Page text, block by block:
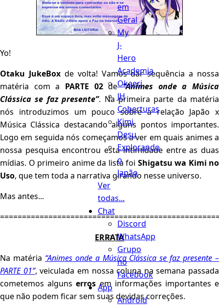
em
Geral
My
J-
Hero
Academia
Okaeri
JH
Coberturas
Kimi
Desu
Explorando
o
Japão
Ver
todas...
Chat
Discord
WhatsApp
Grupo
no
Facebook
App
Android
Yo!
Otaku JukeBoxde volta! Vamos dar sequência a nossa
matéria com a PARTE 02de“Animes onde a Música
Clássica se faz presente”. Na primeira parte da matéria
nós introduzimos um pouco sobre a relação Japão x
Música Clássica destacando alguns pontos importantes.
Logo em seguida nós começamos a ver em quais animes a
nossa pesquisa encontrou esta intimidade entre as duas
mídias. O primeiro anime da lista foi Shigatsu wa Kimi no
Uso, que tem toda a narrativa girando nesse universo.
Mas antes...
ERRATA
Na matéria “Animes onde a Música Clássica se faz presente –
PARTE 01”, veiculada em nossa coluna na semana passada
cometemos alguns erros em informações importantes e
que não podem ficar sem suas devidas correções.